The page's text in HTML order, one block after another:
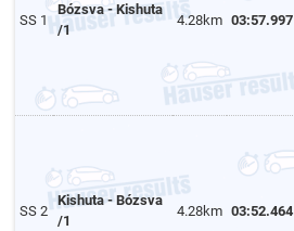
SS 1
Bózsva - Kishuta
/1
4.28km 03:57.997
SS 2
Kishuta - Bózsva
/1
4.28km 03:52.464